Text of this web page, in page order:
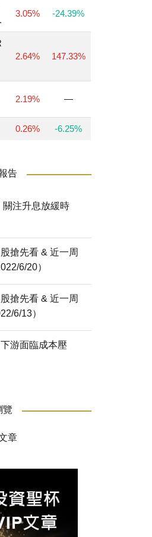
3.05% -24.39%
2.64% 147.33%
2.19% —
0.26% -6.25%
告
關注升息放緩時
搶先看 & 近一周
6/20）
搶先看 & 近一周
6/13）
游面臨成本壓
覽
章